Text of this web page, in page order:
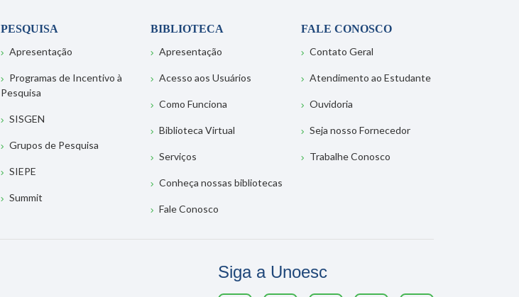
PESQUISA
Apresentação
Programas de Incentivo à
Pesquisa
SISGEN
Grupos de Pesquisa
SIEPE
Summit
BIBLIOTECA
Apresentação
Acesso aos Usuários
Como Funciona
Biblioteca Virtual
Serviços
Conheça nossas bibliotecas
Fale Conosco
FALE CONOSCO
Contato Geral
Atendimento ao Estudante
Ouvidoria
Seja nosso Fornecedor
Trabalhe Conosco
Siga a Unoesc